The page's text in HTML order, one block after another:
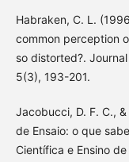
Habraken, C. L.
common perception
so distorted?.
5(3), 193-201.
Jacobucci, D. F. C.,
de Ensaio: o que
Científica e Ensino